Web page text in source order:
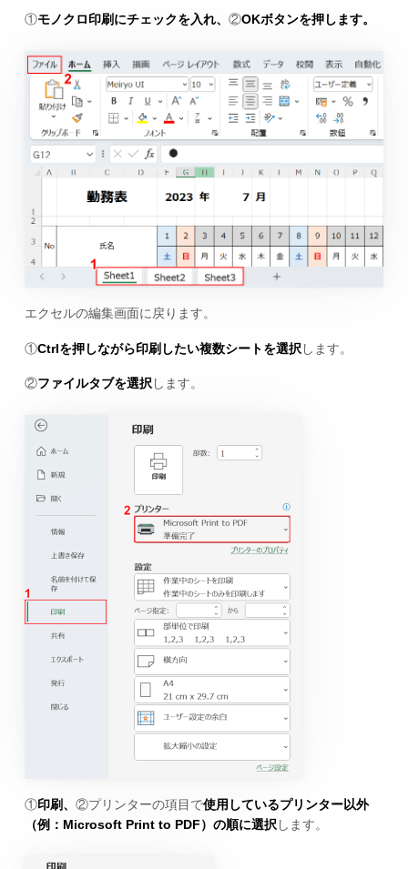
①モノクロ印刷にチェックを入れ、 ②OKボタンを押します。
エクセルの編集画面に戻ります。
①Ctrlを押しながら印刷したい複数シートを選択 します。
②ファイルタブを選択します。
①印刷、 ②プリンターの項目で使用しているプリンター以外
（例：Microsoft Print to PDF）の順に選択します。